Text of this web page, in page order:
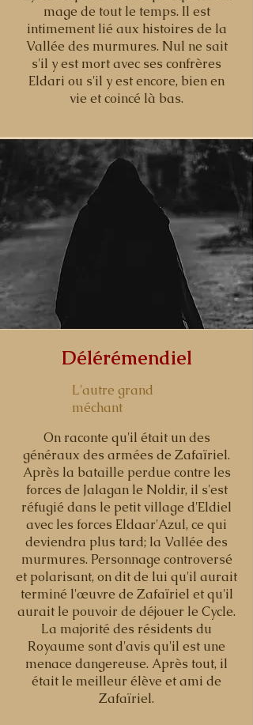
mage de tout le temps. Il est
intimement lié aux histoires de la
Vallée des murmures. Nul ne sait
s'il y est mort avec ses confrères
Eldari ou s'il y est encore, bien en
vie et coincé là bas.
Délérémendiel
L'autre grand
méchant
On raconte qu'il était un des
généraux des armées de Zafaïriel.
Après la bataille perdue contre les
forces de Jalagan le Noldir, il s'est
réfugié dans le petit village d'Eldiel
avec les forces Eldaar'Azul, ce qui
deviendra plus tard; la Vallée des
murmures. Personnage controversé
et polarisant, on dit de lui qu'il aurait
terminé l'œuvre de Zafaïriel et qu'il
aurait le pouvoir de déjouer le Cycle.
La majorité des résidents du
Royaume sont d'avis qu'il est une
menace dangereuse. Après tout, il
était le meilleur élève et ami de
Zafaïriel.